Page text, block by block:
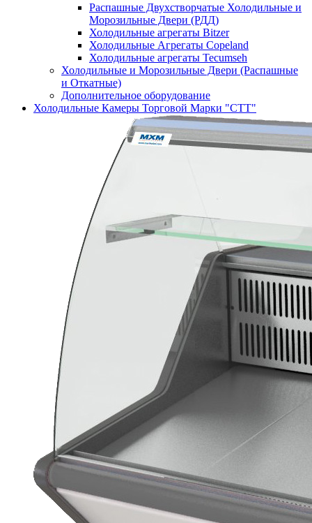
Распашные Двухстворчатые Холодильные и
Морозильные Двери (РДД)
Холодильные агрегаты Bitzer
Холодильные Агрегаты Copeland
Холодильные агрегаты Tecumseh
Холодильные и Морозильные Двери (Распашные
и Откатные)
Дополнительное оборудование
Холодильные Камеры Торговой Марки "СТТ"